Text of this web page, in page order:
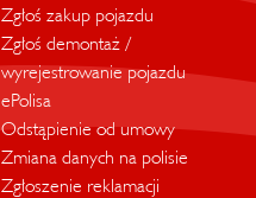
Zgłoś zakup pojazdu
Zgłoś demontaż /
wyrejestrowanie pojazdu
ePolisa
Odstąpienie od umowy
Zmiana danych na polisie
Zgłoszenie reklamacji